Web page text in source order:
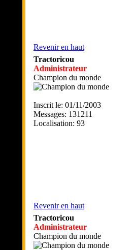
Revenir en haut
Tractoricou
Administrateur
Champion du monde
Inscrit le: 01/11/2003
Messages: 131211
Localisation: 93
Revenir en haut
Tractoricou
Administrateur
Champion du monde